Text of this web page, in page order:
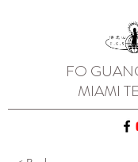
FO
MIAMI